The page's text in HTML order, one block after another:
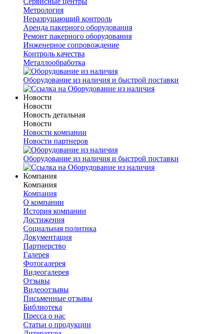
Метрология
Неразрушающий контроль
Аренда пакерного оборудования
Ремонт пакерного оборудования
Инженерное сопровождение
Контроль качества
Металлообработка
Оборудование из наличия и быстрой поставки
Новости
Новости
Новость детальная
Новости
Новости компании
Новости партнеров
Оборудование из наличия и быстрой поставки
Компания
Компания
Компания
О компании
История компании
Достижения
Социальная политика
Документация
Партнерство
Галерея
Фотогалерея
Видеогалерея
Отзывы
Видеоотзывы
Письменные отзывы
Библиотека
Пресса о нас
Статьи о продукции